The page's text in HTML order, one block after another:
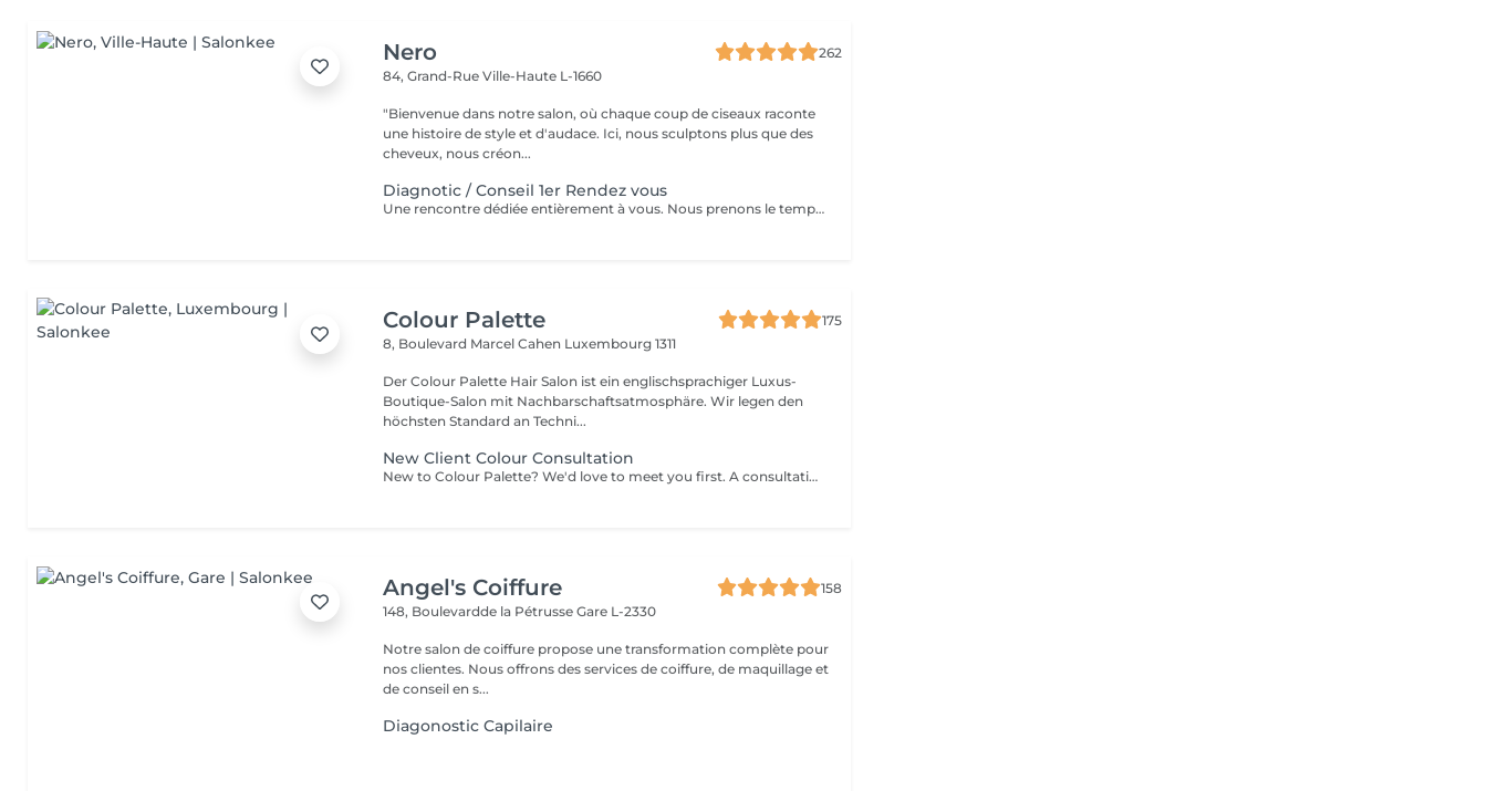
Nero
262
84, Grand-RueVille-Haute L-1660
"Bienvenue dans notre salon, où chaque coup de ciseaux raconte
une histoire de style et d'audace. Ici, nous sculptons plus que des
cheveux, nous créon...
Diagnotic / Conseil 1er Rendez vous
Une rencontre dédiée entièrement à vous. Nous prenons le temps d'analyser votre chevelure, de comprendre vos habitudes et d'échanger sur vos envies pour définir ensemble la routine et le style qui vous correspondent vraiment. Un moment privilégié pour poser les bases d'un suivi sur mesure.
Colour Palette
175
8, Boulevard Marcel Cahen Luxembourg 1311
Der Colour Palette Hair Salon ist ein englischsprachiger Luxus-
Boutique-Salon mit Nachbarschaftsatmosphäre. Wir legen den
höchsten Standard an Techni...
New Client Colour Consultation
New to Colour Palette? We'd love to meet you first. A consultation is required before booking any new colour service, including highlights, balayage, blonding, and colour transformations. During your consultation, we'll discuss your hair goals, assess your hair, and create a personalised colour plan together. Solid root retouch appointments are exempt from this requirement. Ideal for: Major colour changes Colour corrections First-time lightening or blonding Extension inquiries Unsure clients
Angel's Coiffure
158
148, Boulevardde la PétrusseGare L-2330
Notre salon de coiffure propose une transformation complète pour
nos clientes. Nous offrons des services de coiffure, de maquillage et
de conseil en s...
Diagonostic Capilaire